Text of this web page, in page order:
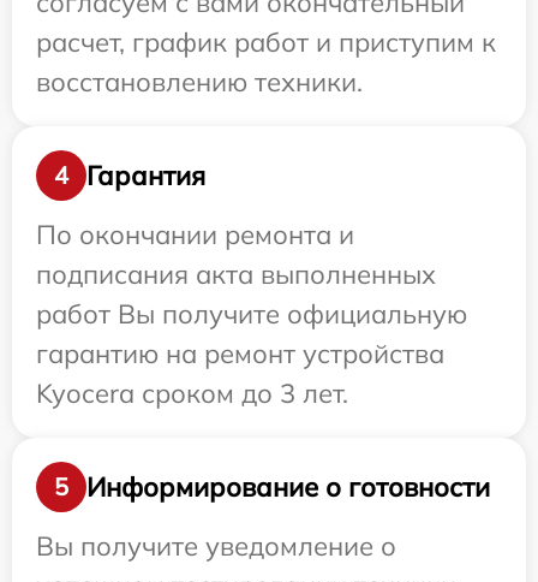
расчет, график работ и приступим к
восстановлению техники.
4
Гарантия
По окончании ремонта и
подписания акта выполненных
работ Вы получите официальную
гарантию на ремонт устройства
Kyocera сроком до 3 лет.
5
Информирование о готовности
Вы получите уведомление о